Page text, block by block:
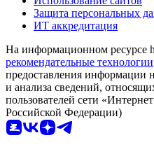
Защита персональных
ИТ аккредитация
На информационном ресурсе
рекомендательные технологии
предоставления информации
и анализа сведений,
пользователей сети
Российской Федерации)